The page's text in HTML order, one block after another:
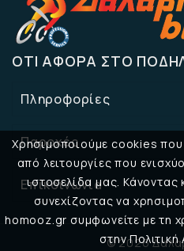
Χρησιμοποιούμε cookies που
από λειτουργίες που
ιστοσελίδα μας. Κάνοντας
συνεχίζοντας να
homooz.gr συμφωνείτε με τη
στην
ΌΤΙ ΑΦΟΡΆ ΣΤΟ
Πληροφορίες
Παροχές
Επικοινωνία
© 2026